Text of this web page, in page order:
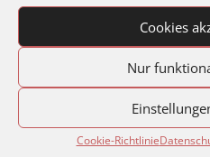
Cookies
Nur
Cookie-Richtlinie
Details